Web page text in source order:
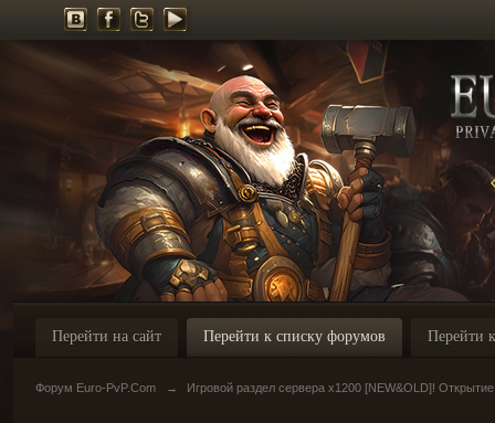
Перейти на сайт Перейти к списку форумов Перейти
Форум Euro-PvP.Com → Игровой раздел сервера х1200 [NEW&OLD]!